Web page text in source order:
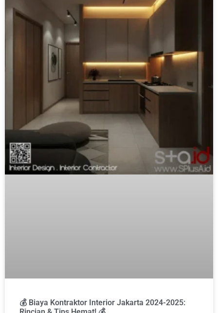
💰 Biaya Kontraktor Interior Jakarta 2024-2025: